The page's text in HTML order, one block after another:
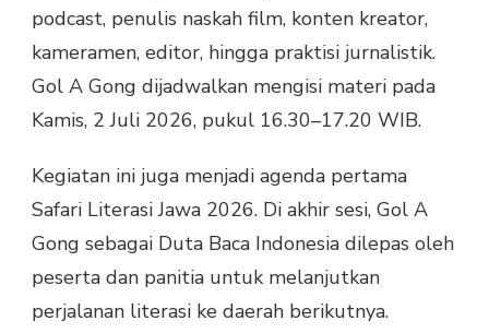
podcast, penulis naskah film, konten kreator,
kameramen, editor, hingga praktisi jurnalistik.
Gol A Gong dijadwalkan mengisi materi pada
Kamis, 2 Juli 2026, pukul 16.30–17.20 WIB.
Kegiatan ini juga menjadi agenda pertama
Safari Literasi Jawa 2026. Di akhir sesi, Gol A
Gong sebagai Duta Baca Indonesia dilepas oleh
peserta dan panitia untuk melanjutkan
perjalanan literasi ke daerah berikutnya.